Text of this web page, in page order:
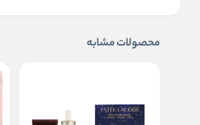
محصولات مشابه